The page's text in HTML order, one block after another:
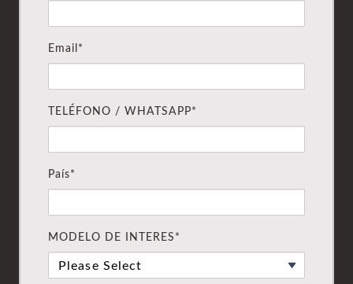
Email*
TELÉFONO / WHATSAPP*
País*
MODELO DE INTERES*